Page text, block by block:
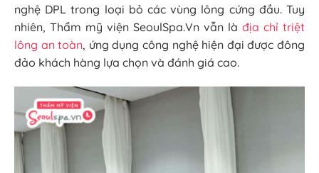
nghệ DPL trong loại bỏ các vùng lông cứng đầu. Tuy
nhiên, Thẩm mỹ viện SeoulSpa.Vn vẫn là địa chỉ triệt
lông an toàn, ứng dụng công nghệ hiện đại được đông
đảo khách hàng lựa chọn và đánh giá cao.